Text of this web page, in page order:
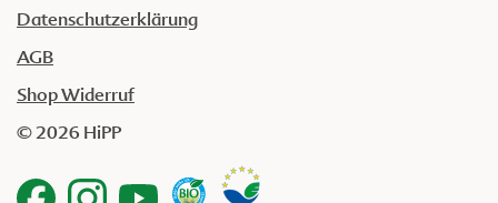
Datenschutzerklärung
AGB
Shop Widerruf
© 2026 HiPP